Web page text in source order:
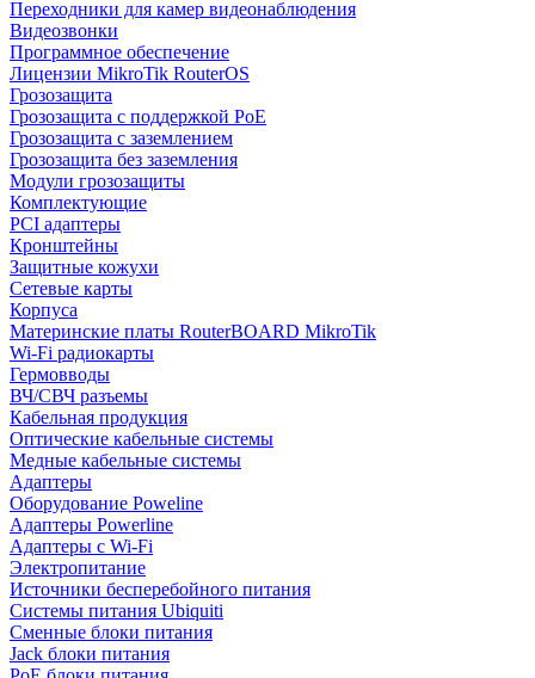
Переходники для камер видеонаблюдения
Видеозвонки
Программное обеспечение
Лицензии MikroTik RouterOS
Грозозащита
Грозозащита с поддержкой PoE
Грозозащита с заземлением
Грозозащита без заземления
Модули грозозащиты
Комплектующие
PCI адаптеры
Кронштейны
Защитные кожухи
Сетевые карты
Корпуса
Материнские платы RouterBOARD MikroTik
Wi-Fi радиокарты
Гермовводы
ВЧ/СВЧ разъемы
Кабельная продукция
Оптические кабельные системы
Медные кабельные системы
Адаптеры
Оборудование Poweline
Адаптеры Powerline
Адаптеры с Wi-Fi
Электропитание
Источники бесперебойного питания
Системы питания Ubiquiti
Сменные блоки питания
Jack блоки питания